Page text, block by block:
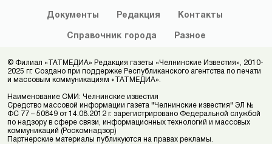
Документы Редакция Контакты
Справочник города Разное
© Филиал «ТАТМЕДИА» Редакция газеты «Челнинские Известия», 2010-
2025 гг. Создано при поддержке Республиканского агентства по печати
и массовым коммуникациям «ТАТМЕДИА».
Наименование СМИ: Челнинские известия
Средство массовой информации газета "Челнинские известия" ЭЛ №
ФС 77 – 50849 от 14.08.2012 г. зарегистрировано Федеральной службой
по надзору в сфере связи, информационных технологий и массовых
коммуникаций (Роскомнадзор)
Партнерские материалы публикуются на правах рекламы.